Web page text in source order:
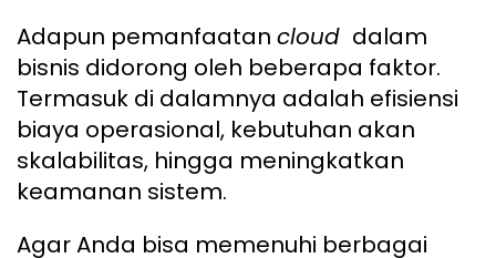
Adapun pemanfaatan cloud dalam
bisnis didorong oleh beberapa faktor.
Termasuk di dalamnya adalah efisiensi
biaya operasional, kebutuhan akan
skalabilitas, hingga meningkatkan
keamanan sistem.
Agar Anda bisa memenuhi berbagai